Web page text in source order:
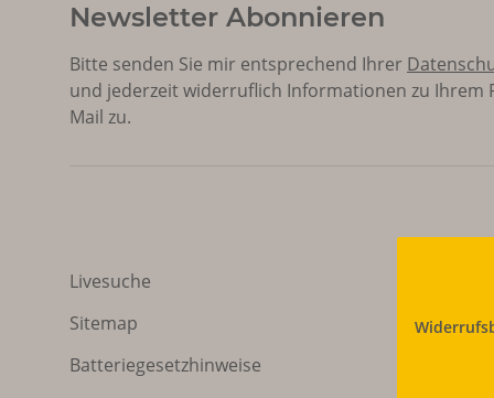
Newsletter Abonnieren
Bitte senden Sie mir entsprechend Ihrer
und jederzeit widerruflich Informationen zu Ihrem
Mail zu.
Livesuche
Sitemap
Batteriegesetzhinweise